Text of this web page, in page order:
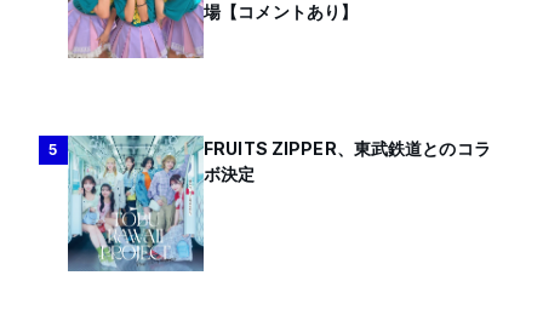
場【コメントあり】
5
FRUITS ZIPPER、東武鉄道とのコラ
ボ決定